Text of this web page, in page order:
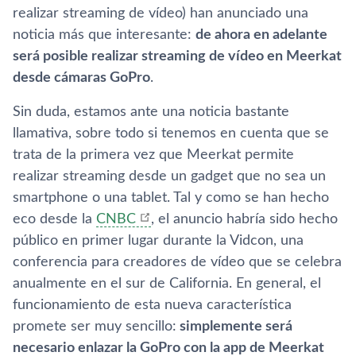
realizar streaming de ví­deo) han anunciado una
noticia más que interesante: de ahora en adelante
será posible realizar streaming de ví­deo en Meerkat
desde cámaras GoPro.
Sin duda, estamos ante una noticia bastante
llamativa, sobre todo si tenemos en cuenta que se
trata de la primera vez que Meerkat permite
realizar streaming desde un gadget que no sea un
smartphone o una tablet. Tal y como se han hecho
eco desde la CNBC
, el anuncio habrí­a sido hecho
público en primer lugar durante la Vidcon, una
conferencia para creadores de ví­deo que se celebra
anualmente en el sur de California. En general, el
funcionamiento de esta nueva caracterí­stica
promete ser muy sencillo: simplemente será
necesario enlazar la GoPro con la app de Meerkat